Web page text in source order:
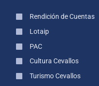
Rendición de Cuentas
Lotaip
PAC
Cultura Cevallos
Turismo Cevallos